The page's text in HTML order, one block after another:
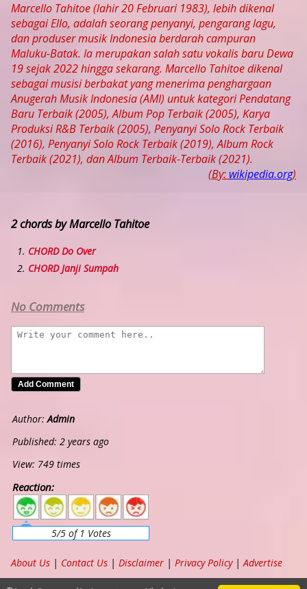
Marcello Tahitoe (lahir 20 Februari 1983), lebih dikenal
sebagai Ello, adalah seorang penyanyi, pengarang lagu,
dan produser musik Indonesia berdarah campuran
Maluku-Batak. Ia merupakan salah satu vokalis baru Dewa
19 sejak 2022 hingga sekarang. Marcello Tahitoe dikenal
sebagai musisi berbakat yang menerima penghargaan
Anugerah Musik Indonesia (AMI) untuk kategori Pendatang
Baru Terbaik (2005), Album Pop Terbaik (2005), Karya
Produksi R&B Terbaik (2005), Penyanyi Solo Rock Terbaik
(2016), Penyanyi Solo Rock Terbaik (2019), Album Rock
Terbaik (2021), dan Album Terbaik-Terbaik (2021).
(By: wikipedia.org)
2 chords by Marcello Tahitoe
CHORD Do Over
CHORD Janji Sumpah
No Comments
Author:Admin
Published: 2 years ago
View: 749 times
Reaction:
5 4 3 2 1
5/5 of 1 Votes
About Us | Contact Us | Disclaimer | Privacy Policy|Advertise
Copyright ©
2026 www.chordband.com . All Rights Reserved